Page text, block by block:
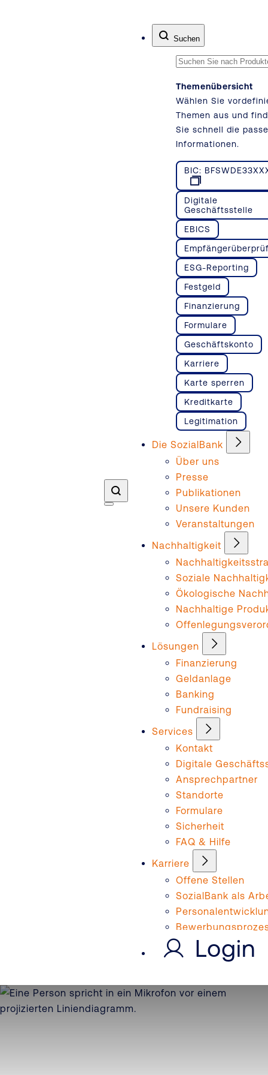
Suchen
Themenübersicht
Wählen Sie
Themen aus und
Sie schnell die
Informationen.
BIC:
Digitale
Geschäftsstelle
EBICS
ESG-Reporting
Festgeld
Finanzierung
Formulare
Geschäftskonto
Karriere
Karte sperren
Kreditkarte
Legitimation
Die SozialBank
Über uns
Presse
Publikationen
Unsere Kunden
Veranstaltungen
Nachhaltigkeit
Soziale
Ökologische
Nachhaltige
Lösungen
Finanzierung
Geldanlage
Banking
Fundraising
Services
Kontakt
Digitale
Ansprechpartner
Standorte
Formulare
Sicherheit
FAQ & Hilfe
Karriere
Offene Stellen
SozialBank als
Login